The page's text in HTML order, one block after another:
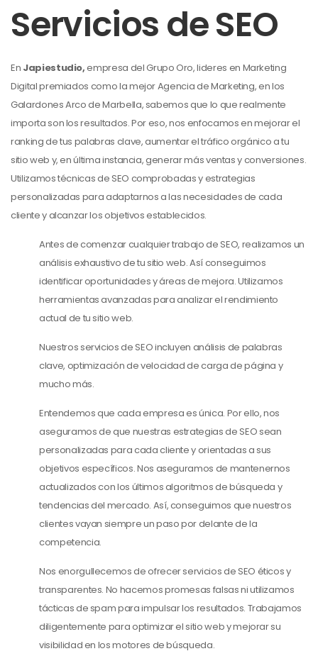
Servicios de SEO
En Japiestudio,empresa del Grupo Oro, lideres en Marketing
Digital premiados como la mejor Agencia de Marketing, en los
Galardones Arco de Marbella, sabemos que lo que realmente
importa son los resultados. Por eso, nos enfocamos en mejorar el
ranking de tus palabras clave, aumentar el tráfico orgánico a tu
sitio web y, en última instancia, generar más ventas y conversiones.
Utilizamos técnicas de SEO comprobadas y estrategias
personalizadas para adaptarnos a las necesidades de cada
cliente y alcanzar los objetivos establecidos.
Antes de comenzar cualquier trabajo de SEO, realizamos un
análisis exhaustivo de tu sitio web. Así conseguimos
identificar oportunidades y áreas de mejora. Utilizamos
herramientas avanzadas para analizar el rendimiento
actual de tu sitio web.
Nuestros servicios de SEO incluyen análisis de palabras
clave, optimización de velocidad de carga de página y
mucho más.
Entendemos que cada empresa es única. Por ello, nos
aseguramos de que nuestras estrategias de SEO sean
personalizadas para cada cliente y orientadas a sus
objetivos específicos. Nos aseguramos de mantenernos
actualizados con los últimos algoritmos de búsqueda y
tendencias del mercado. Así, conseguimos que nuestros
clientes vayan siempre un paso por delante de la
competencia.
Nos enorgullecemos de ofrecer servicios de SEO éticos y
transparentes. No hacemos promesas falsas ni utilizamos
tácticas de spam para impulsar los resultados. Trabajamos
diligentemente para optimizar el sitio web y mejorar su
visibilidad en los motores de búsqueda.